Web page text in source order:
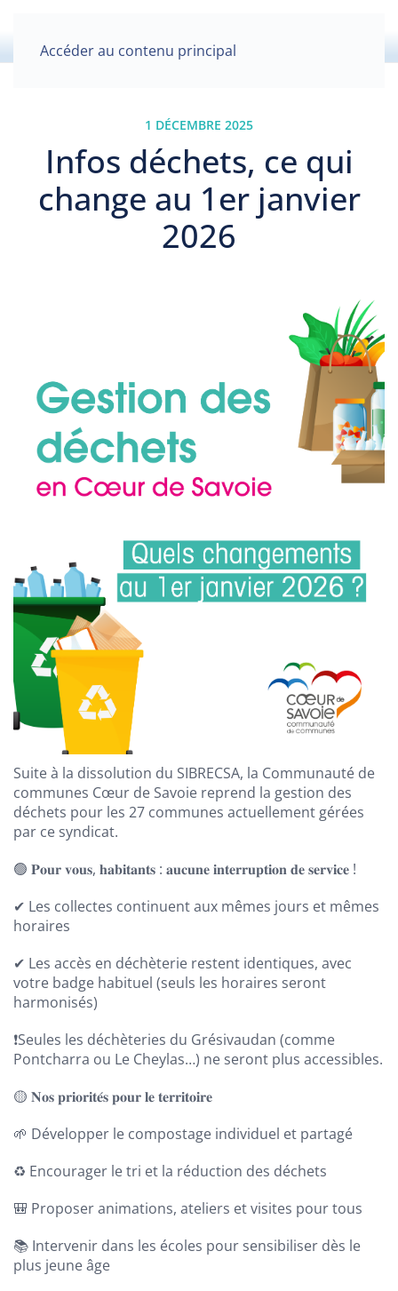
Accéder au contenu principal
1 DÉCEMBRE 2025
Infos déchets, ce qui
change au 1er janvier
2026
Suite à la dissolution du SIBRECSA, la Communauté de
communes Cœur de Savoie reprend la gestion des
déchets pour les 27 communes actuellement gérées
par ce syndicat.
🟢 𝐏𝐨𝐮𝐫 𝐯𝐨𝐮𝐬, 𝐡𝐚𝐛𝐢𝐭𝐚𝐧𝐭𝐬 : 𝐚𝐮𝐜𝐮𝐧𝐞 𝐢𝐧𝐭𝐞𝐫𝐫𝐮𝐩𝐭𝐢𝐨𝐧 𝐝𝐞 𝐬𝐞𝐫𝐯𝐢𝐜𝐞 !
✔ Les collectes continuent aux mêmes jours et mêmes
horaires
✔ Les accès en déchèterie restent identiques, avec
votre badge habituel (seuls les horaires seront
harmonisés)
❗Seules les déchèteries du Grésivaudan (comme
Pontcharra ou Le Cheylas…) ne seront plus accessibles.
🟡 𝐍𝐨𝐬 𝐩𝐫𝐢𝐨𝐫𝐢𝐭𝐞́𝐬 𝐩𝐨𝐮𝐫 𝐥𝐞 𝐭𝐞𝐫𝐫𝐢𝐭𝐨𝐢𝐫𝐞
🌱 Développer le compostage individuel et partagé
♻️ Encourager le tri et la réduction des déchets
🎒 Proposer animations, ateliers et visites pour tous
📚 Intervenir dans les écoles pour sensibiliser dès le
plus jeune âge